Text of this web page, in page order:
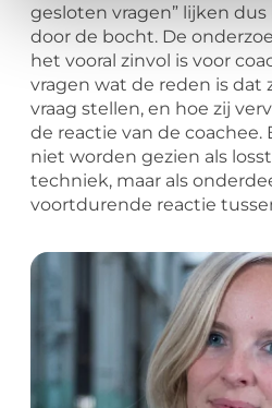
gesloten vragen” lijken
door de bocht. De
het vooral zinvol is voor
vragen wat de reden is dat
vraag stellen, en hoe zij
de reactie van de coachee.
niet worden gezien als
techniek, maar als
voortdurende reactie